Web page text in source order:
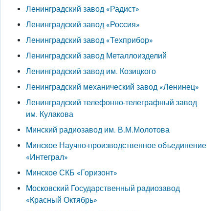
Ленинградский завод «Радист»
Ленинградский завод «Россия»
Ленинградский завод «Техприбор»
Ленинградский завод Металлоизделий
Ленинградский завод им. Козицкого
Ленинградский механический завод «Ленинец»
Ленинградский телефонно-телеграфный завод
им. Кулакова
Минский радиозавод им. В.М.Молотова
Минское Научно-производственное объединение
«Интеграл»
Минское СКБ «Горизонт»
Московский Государственный радиозавод
«Красный Октябрь»